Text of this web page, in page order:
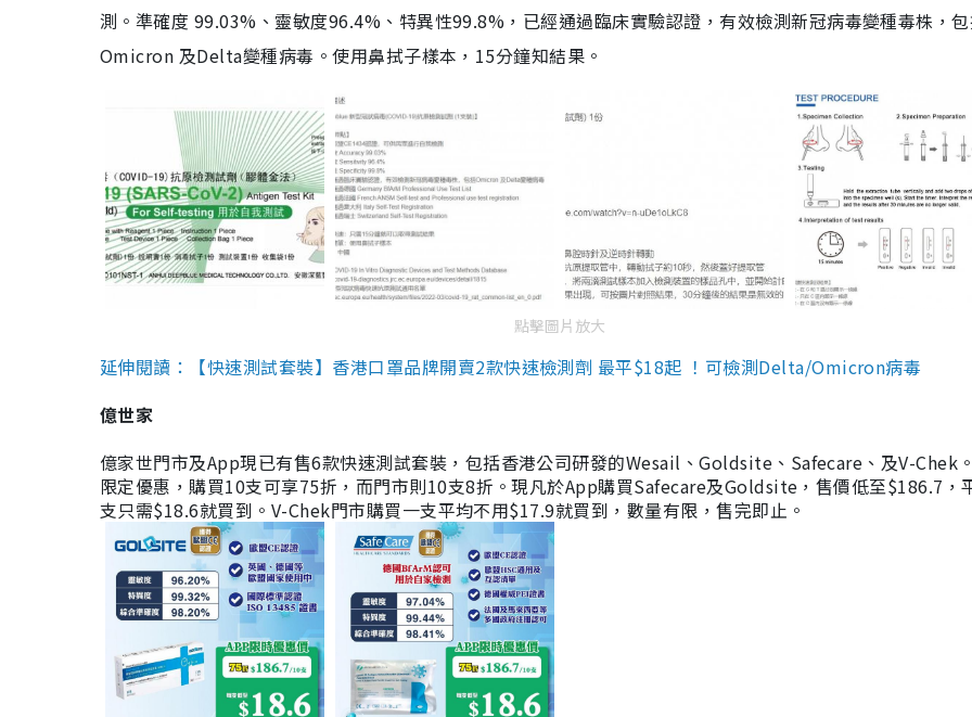
測。準確度 99.03%、靈敏度96.4%、特異性99.8%，已經通過臨床實驗認證，有效檢測新冠病毒變種毒株，
Omicron 及Delta變種病毒。使用鼻拭子樣本，15分鐘知結果。
點擊圖片放大
延伸閱讀：【快速測試套裝】香港口罩品牌開賣2款快速檢測劑 最平$18起 ！可檢測Delta/Omicron病毒
億世家
億家世門市及App現已有售6款快速測試套裝，包括香港公司研發的Wesail、Goldsite、Safecare、及V-Chek
限定優惠，購買10支可享75折，而門市則10支8折。現凡於App購買Safecare及Goldsite，售價低至$186.7，
支只需$18.6就買到。V-Chek門市購買一支平均不用$17.9就買到，數量有限，售完即止。